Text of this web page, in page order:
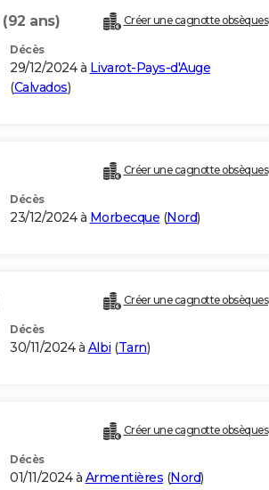
(92 ans) Créer une cagnotte obsèques
Décès
29/12/2024 à Livarot-Pays-d'Auge
(Calvados)
Créer une cagnotte obsèques
Décès
23/12/2024 à Morbecque (Nord)
Créer une cagnotte obsèques
Décès
30/11/2024 à Albi (Tarn)
Créer une cagnotte obsèques
Décès
01/11/2024 à Armentières (Nord)